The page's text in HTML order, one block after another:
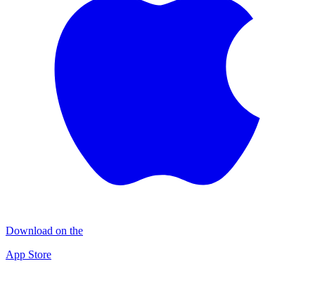
Download on the
App Store